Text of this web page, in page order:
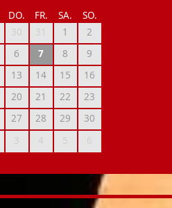
DO. FR. SA.
SO.
30 1
2
6 7 8
9
13 14 15
16
20 21 22
23
27 28 29
30
4 5 6